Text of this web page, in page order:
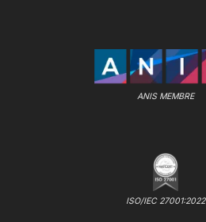
ANIS MEMBRE
ISO/IEC 27001:2022